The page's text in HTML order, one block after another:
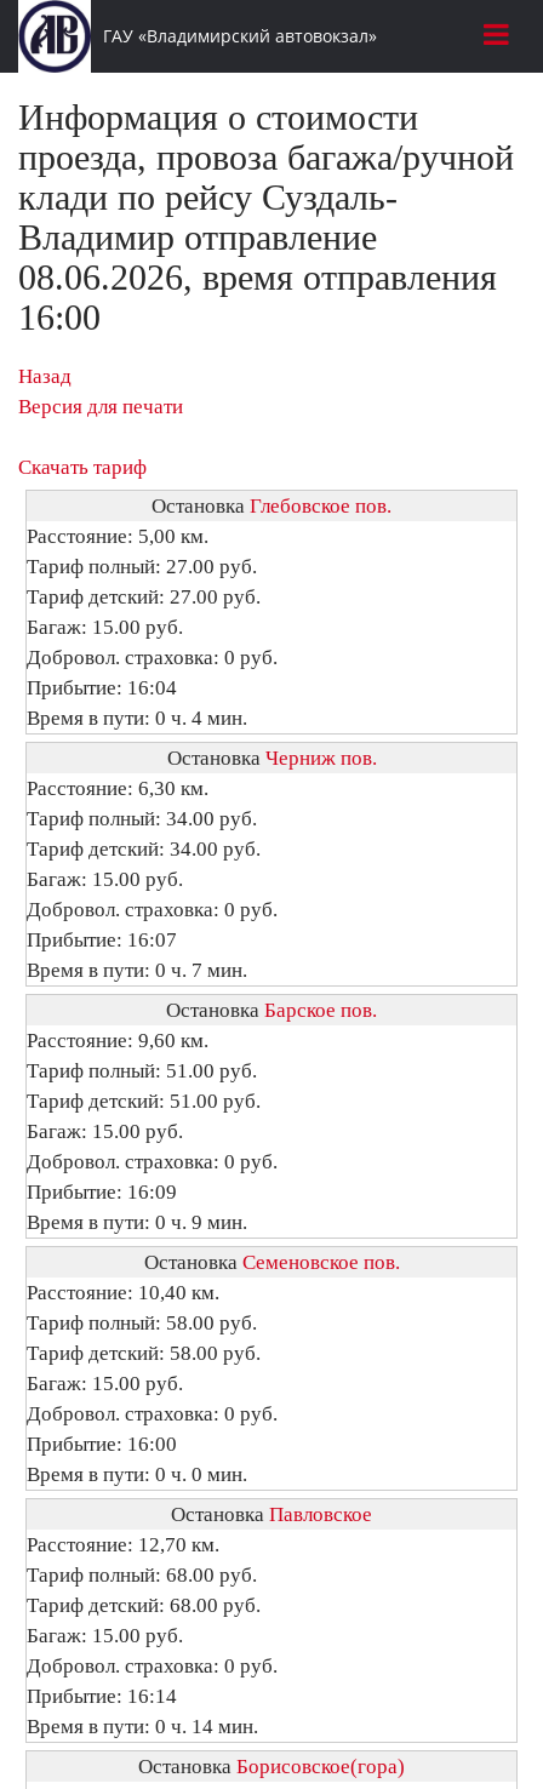
ГАУ «Владимирский автовокзал»
Информация о стоимости
проезда, провоза багажа/ручной
клади по рейсу Суздаль-
Владимир отправление
08.06.2026, время отправления
16:00
Назад
Версия для печати
Скачать тариф
Остановка Глебовское пов.
Расстояние: 5,00 км.
Тариф полный: 27.00 руб.
Тариф детский: 27.00 руб.
Багаж: 15.00 руб.
Добровол. страховка: 0 руб.
Прибытие: 16:04
Время в пути: 0 ч. 4 мин.
Остановка Черниж пов.
Расстояние: 6,30 км.
Тариф полный: 34.00 руб.
Тариф детский: 34.00 руб.
Багаж: 15.00 руб.
Добровол. страховка: 0 руб.
Прибытие: 16:07
Время в пути: 0 ч. 7 мин.
Остановка Барское пов.
Расстояние: 9,60 км.
Тариф полный: 51.00 руб.
Тариф детский: 51.00 руб.
Багаж: 15.00 руб.
Добровол. страховка: 0 руб.
Прибытие: 16:09
Время в пути: 0 ч. 9 мин.
Остановка Семеновское пов.
Расстояние: 10,40 км.
Тариф полный: 58.00 руб.
Тариф детский: 58.00 руб.
Багаж: 15.00 руб.
Добровол. страховка: 0 руб.
Прибытие: 16:00
Время в пути: 0 ч. 0 мин.
Остановка Павловское
Расстояние: 12,70 км.
Тариф полный: 68.00 руб.
Тариф детский: 68.00 руб.
Багаж: 15.00 руб.
Добровол. страховка: 0 руб.
Прибытие: 16:14
Время в пути: 0 ч. 14 мин.
Остановка Борисовское(гора)